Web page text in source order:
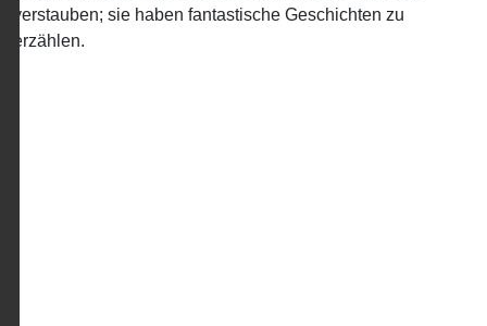
verstauben; sie haben fantastische Geschichten zu
erzählen.